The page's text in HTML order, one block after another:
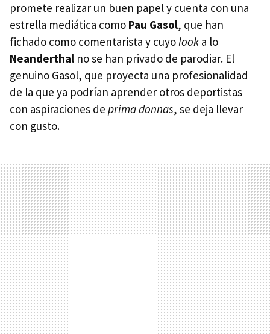
promete realizar un buen papel y cuenta con una
estrella mediática como Pau Gasol, que han
fichado como comentarista y cuyolook a lo
Neanderthal no se han privado de parodiar. El
genuino Gasol, que proyecta una profesionalidad
de la que ya podrían aprender otros deportistas
con aspiraciones de prima donnas, se deja llevar
con gusto.